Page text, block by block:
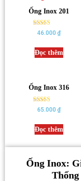
Ống Inox 201
Rated
46.000₫
Đọc thêm
Ống Inox 316
Rated
5.00
65.000₫
Đọc thêm
Ống Inox: